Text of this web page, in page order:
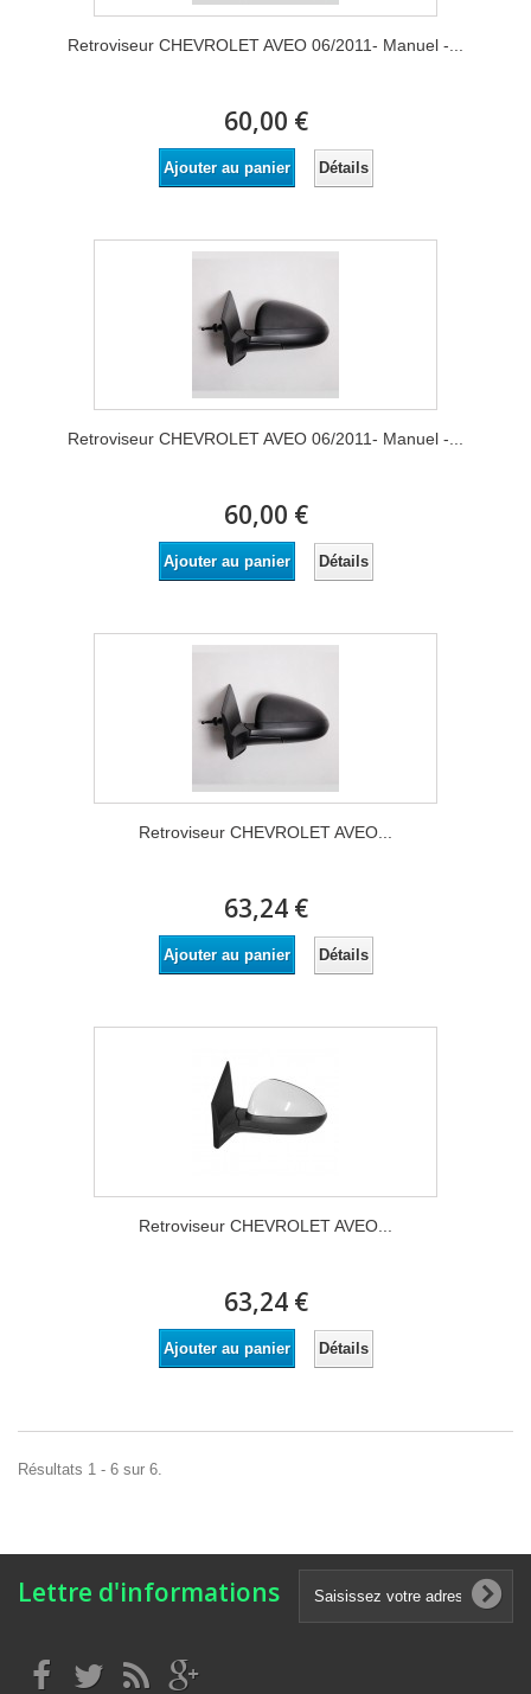
Retroviseur CHEVROLET AVEO 06/2011- Manuel -...
60,00 €
Ajouter au panier Détails
Retroviseur CHEVROLET AVEO 06/2011- Manuel -...
60,00 €
Ajouter au panier Détails
Retroviseur CHEVROLET AVEO...
63,24 €
Ajouter au panier Détails
Retroviseur CHEVROLET AVEO...
63,24 €
Ajouter au panier Détails
Résultats 1 - 6 sur 6.
Lettre d'informations